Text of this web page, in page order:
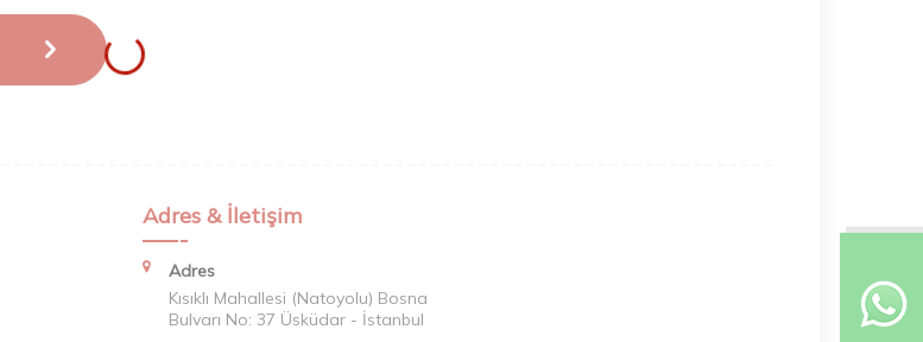
Adres & İletişim
Adres
Kısıklı Mahallesi (Natoyolu) Bosna
Bulvarı No: 37 Üsküdar - İstanbul